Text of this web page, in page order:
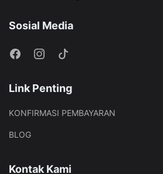
Sosial Media
Link Penting
KONFIRMASI PEMBAYARAN
BLOG
Kontak Kami